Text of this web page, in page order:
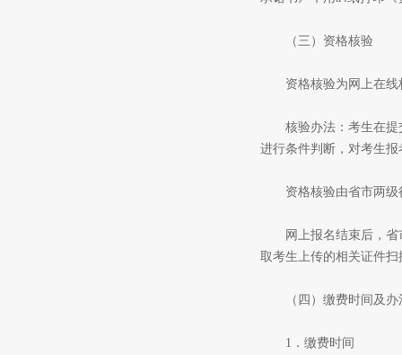
（三）资格核验
资格核验为网上在线
核验办法：考生在提交
进行条件判断，对考生
资格核验由省市两级
网上报名结束后，省市
取考生上传的相关证件扫
（四）缴费时间及办
1．缴费时间